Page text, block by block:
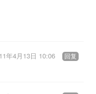
年4月13日 10:06 回复